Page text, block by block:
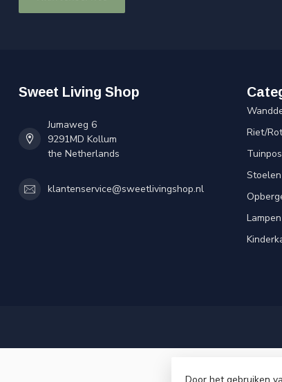
Sweet Living Shop
Jumaweg 6
9291MD Kollum
the Netherlands
klantenservice@sweetlivingshop.nl
Riet/
Stoelen
Lampen